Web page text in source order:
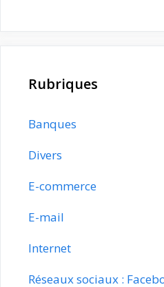
Rubriques
Banques
Divers
E-commerce
E-mail
Internet
Réseaux sociaux :